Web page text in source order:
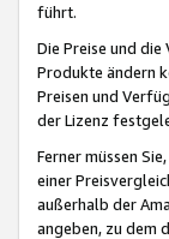
führt.
Die Preise und
Produkte ändern
Preisen und
der Lizenz
Ferner müssen
einer
außerhalb der
angeben, zu dem